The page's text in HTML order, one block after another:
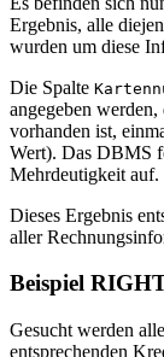
Ergebnis, alle
wurden um diese
Die Spalte
angegeben
vorhanden ist,
Wert). Das DBMS
Mehrdeutigkeit auf.
Dieses Ergebnis
aller
Beispiel
Gesucht werden
entsprechenden